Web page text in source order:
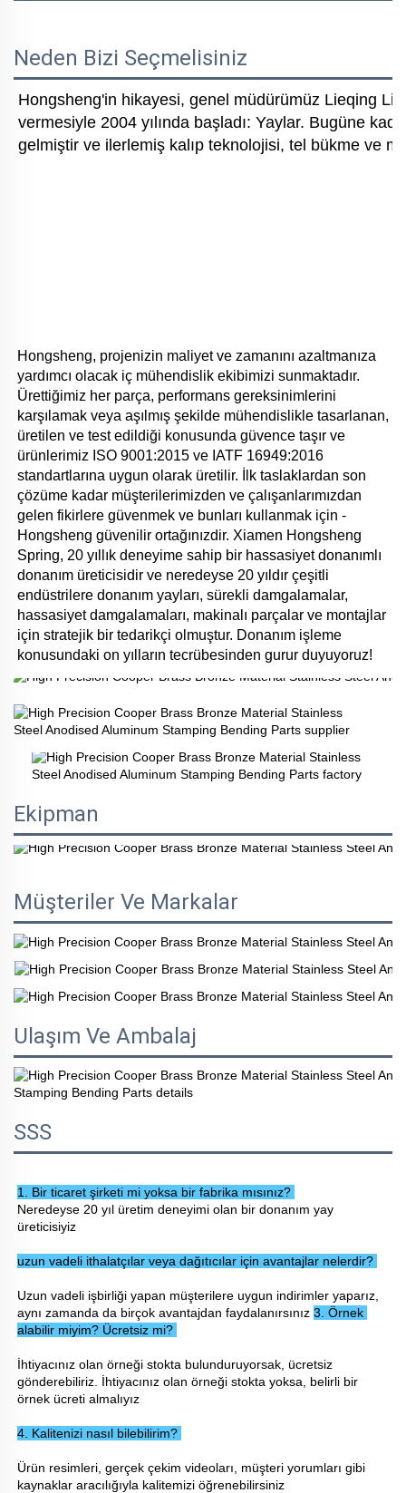
Neden Bizi Seçmelisiniz
Hongsheng'in hikayesi, genel müdürümüz Lieqing
vermesiyle 2004 yılında başladı: Yaylar. Bugüne
gelmiştir ve ilerlemiş kalıp teknolojisi, tel bükme ve
Hongsheng, projenizin maliyet ve zamanını azaltmanıza
yardımcı olacak iç mühendislik ekibimizi sunmaktadır.
Ürettiğimiz her parça, performans gereksinimlerini
karşılamak veya aşılmış şekilde mühendislikle tasarlanan,
üretilen ve test edildiği konusunda güvence taşır ve
ürünlerimiz ISO 9001:2015 ve IATF 16949:2016
standartlarına uygun olarak üretilir. İlk taslaklardan son
çözüme kadar müşterilerimizden ve çalışanlarımızdan
gelen fikirlere güvenmek ve bunları kullanmak için -
Hongsheng güvenilir ortağınızdir. Xiamen Hongsheng
Spring, 20 yıllık deneyime sahip bir hassasiyet donanımlı
donanım üreticisidir ve neredeyse 20 yıldır çeşitli
endüstrilere donanım yayları, sürekli damgalamalar,
hassasiyet damgalamaları, makinalı parçalar ve montajlar
için stratejik bir tedarikçi olmuştur. Donanım işleme
konusundaki on yılların tecrübesinden gurur duyuyoruz!
Ekipman
Müşteriler Ve Markalar
Ulaşım Ve Ambalaj
SSS
1. Bir ticaret şirketi mi yoksa bir fabrika mısınız?
Neredeyse 20 yıl üretim deneyimi olan bir donanım yay
üreticisiyiz
uzun vadeli ithalatçılar veya dağıtıcılar için avantajlar nelerdir?
Uzun vadeli işbirliği yapan müşterilere uygun indirimler yaparız,
aynı zamanda da birçok avantajdan faydalanırsınız 3. Örnek
alabilir miyim? Ücretsiz mi?
İhtiyacınız olan örneği stokta bulunduruyorsak, ücretsiz
gönderebiliriz. İhtiyacınız olan örneği stokta yoksa, belirli bir
örnek ücreti almalıyız
4. Kalitenizi nasıl bilebilirim?
Ürün resimleri, gerçek çekim videoları, müşteri yorumları gibi
kaynaklar aracılığıyla kalitemizi öğrenebilirsiniz